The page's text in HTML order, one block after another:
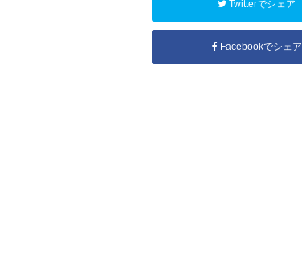
Twitterでシェア
Facebookでシェア